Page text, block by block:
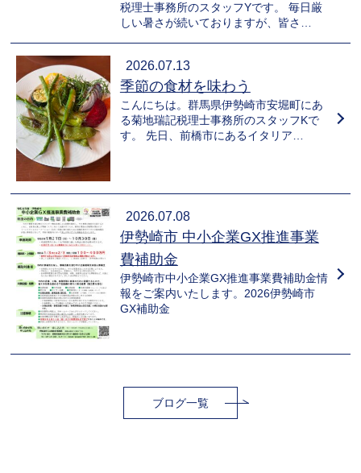
税理士事務所のスタッフYです。 毎日厳
しい暑さが続いておりますが、皆さ…
2026.07.13
季節の食材を味わう
こんにちは。群馬県伊勢崎市安堀町にあ
る菊地瑞記税理士事務所のスタッフKで
す。 先日、前橋市にあるイタリア…
2026.07.08
伊勢崎市 中小企業GX推進事業
費補助金
伊勢崎市中小企業GX推進事業費補助金情
報をご案内いたします。2026伊勢崎市
GX補助金
ブログ一覧